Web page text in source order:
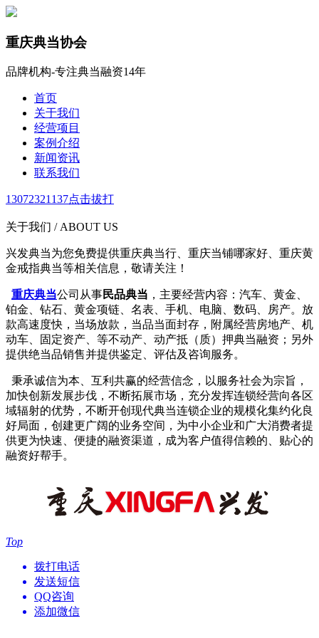
重庆典当协会
品牌机构-专注典当融资14年
首页
关于我们
经营项目
案例介绍
新闻资讯
联系我们
13072321137点击拔打
关于我们 / ABOUT US
兴发典当为您免费提供重庆典当行、重庆当铺哪家好、重庆黄
金戒指典当等相关信息，敬请关注！
重庆典当公司从事民品典当 ，主要经营内容：汽车、黄金、
铂金、钻石、黄金项链、名表、手机、电脑、数码、房产。放
款高速度快，当场放款，当品当面封存，附属经营房地产、机
动车、固定资产、等不动产、动产抵（质）押典当融资；另外
提供绝当品销售并提供鉴定、评估及咨询服务。
秉承诚信为本、互利共赢的经营信念，以服务社会为宗旨，
加快创新发展步伐，不断拓展市场，充分发挥连锁经营向各区
域辐射的优势，不断开创现代典当连锁企业的规模化集约化良
好局面，创建更广阔的业务空间，为中小企业和广大消费者提
供更为快速、便捷的融资渠道，成为客户值得信赖的、贴心的
融资好帮手。
Top
拨打电话
发送短信
QQ咨询
添加微信